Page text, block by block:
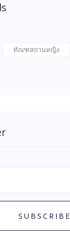
ทัณฑสถานหญิง
SUBSCRIBE